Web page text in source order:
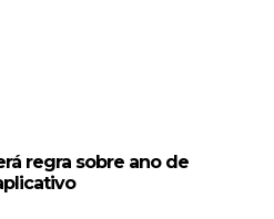
regra sobre ano de